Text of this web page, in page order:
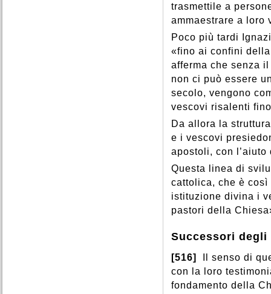
trasmettile a
ammaestrare a loro
Poco più tardi
«fino ai confini
afferma che senza
non ci può essere
secolo, vengono
vescovi risalenti
Da allora la
e i vescovi
apostoli, con
Questa linea di
cattolica, che è
istituzione divina i
pastori della
Successori
[516]
Il senso di
con la loro
fondamento della